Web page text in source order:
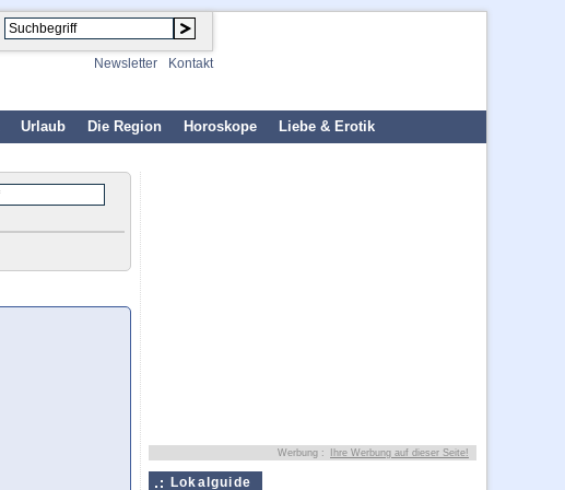
Newsletter Kontakt
Urlaub Die Region Horoskope Liebe & Erotik
Werbung : Ihre Werbung auf dieser Seite!
Lokalguide